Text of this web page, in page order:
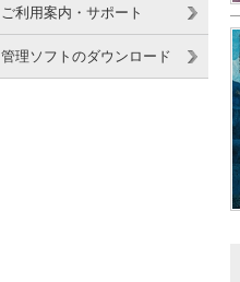
ご利用案内・サポート
管理ソフトのダウンロード